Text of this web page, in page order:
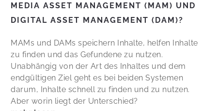
MEDIA ASSET MANAGEMENT (MAM) UND
DIGITAL ASSET MANAGEMENT (DAM)?
MAMs und DAMs speichern Inhalte, helfen Inhalte
zu finden und das Gefundene zu nutzen.
Unabhängig von der Art des Inhaltes und dem
endgültigen Ziel geht es bei beiden Systemen
darum, Inhalte schnell zu finden und zu nutzen.
Aber worin liegt der Unterschied?